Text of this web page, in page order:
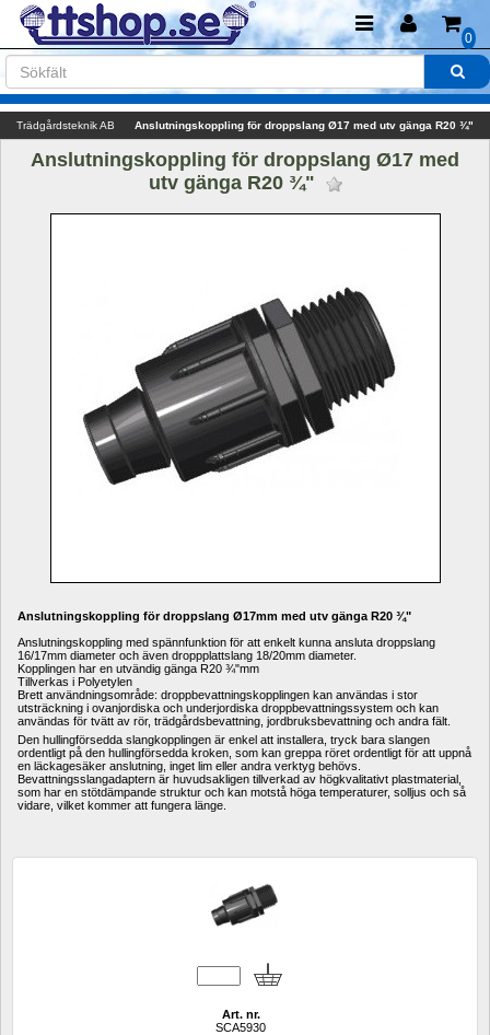
0
Trädgårdsteknik AB Anslutningskoppling för droppslang Ø17 med utv gänga R20 ¾"
Anslutningskoppling för droppslang Ø17 med
utv gänga R20 ¾"
Anslutningskoppling för droppslang Ø17mm med utv gänga R20 ¾"
Anslutningskoppling med spännfunktion för att enkelt kunna ansluta droppslang
16/17mm diameter och även droppplattslang 18/20mm diameter.
Kopplingen har en utvändig gänga R20 ¾"mm
Tillverkas i Polyetylen
Brett användningsområde: droppbevattningskopplingen kan användas i stor
utsträckning i ovanjordiska och underjordiska droppbevattningssystem och kan
användas för tvätt av rör, trädgårdsbevattning, jordbruksbevattning och andra fält.
Den hullingförsedda slangkopplingen är enkel att installera, tryck bara slangen
ordentligt på den hullingförsedda kroken, som kan greppa röret ordentligt för att uppnå
en läckagesäker anslutning, inget lim eller andra verktyg behövs.
Bevattningsslangadaptern är huvudsakligen tillverkad av högkvalitativt plastmaterial,
som har en stötdämpande struktur och kan motstå höga temperaturer, solljus och så
vidare, vilket kommer att fungera länge.
Art. nr.
SCA5930